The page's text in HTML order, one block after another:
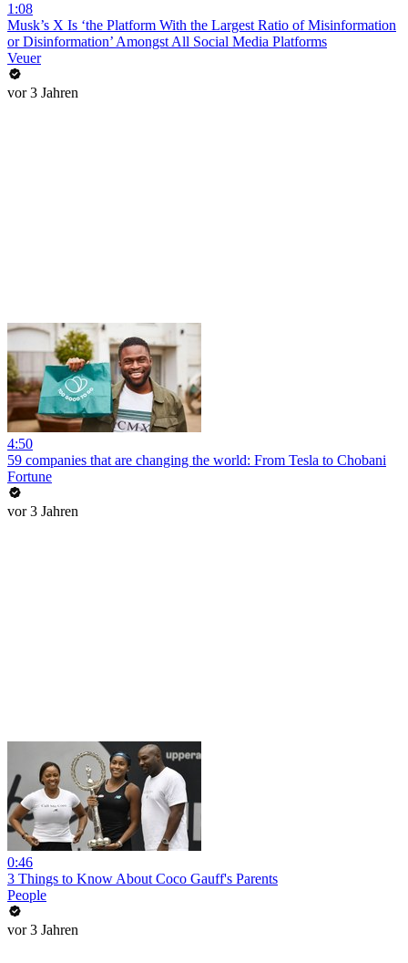
1:08
Musk’s X Is ‘the Platform With the Largest Ratio of Misinformation
or Disinformation’ Amongst All Social Media Platforms
Veuer
vor 3 Jahren
4:50
59 companies that are changing the world: From Tesla to Chobani
Fortune
vor 3 Jahren
0:46
3 Things to Know About Coco Gauff's Parents
People
vor 3 Jahren